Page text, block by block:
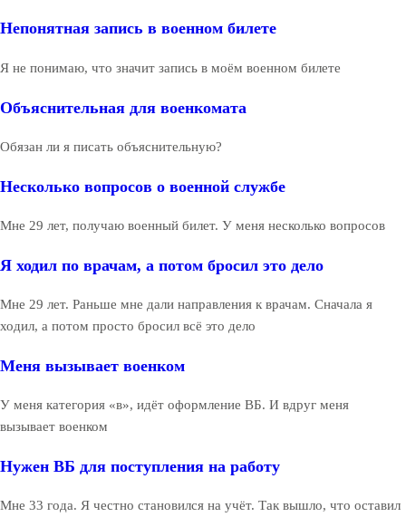
Непонятная запись в военном билете
Я не понимаю, что значит запись в моём военном билете
Объяснительная для военкомата
Обязан ли я писать объяснительную?
Несколько вопросов о военной службе
Мне 29 лет, получаю военный билет. У меня несколько вопросов
Я ходил по врачам, а потом бросил это дело
Мне 29 лет. Раньше мне дали направления к врачам. Сначала я
ходил, а потом просто бросил всё это дело
Меня вызывает военком
У меня категория «в», идёт оформление ВБ. И вдруг меня
вызывает военком
Нужен ВБ для поступления на работу
Мне 33 года. Я честно становился на учёт. Так вышло, что оставил